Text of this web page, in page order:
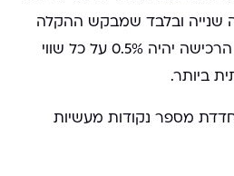
שנייה ובלבד שמבקש ההקלה
עומד בתנאי התקנה, מס הרכישה יהיה 0.5% על כל שווי
ביותר.
ביצוע 3/2024 מחדדת מספר נקודות מעשיות